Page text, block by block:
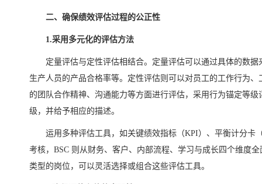
二、确保绩效评估过程的公正性
1.采用多元化的评估方法
定量评估与定性评估相结合。定量评估可以通过具体的数
生产人员的产品合格率等。定性评估则可以对员工的工作行为
的团队合作精神、沟通能力等方面进行评估，采用行为锚定等
级，并给予相应的描述。
运用多种评估工具，如关键绩效指标（KPI）、平衡计分卡
考核，BSC 则从财务、客户、内部流程、学习与成长四个维度
类型的岗位，可以灵活选择或组合这些评估工具。